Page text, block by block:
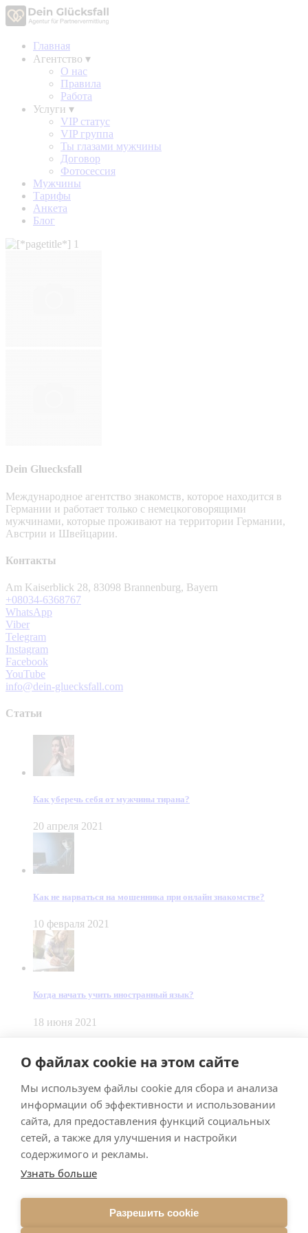
О файлах cookie на этом сайте
Мы используем файлы cookie для сбора и анализа
информации об эффективности и использовании
сайта, для предоставления функций социальных
сетей, а также для улучшения и настройки
содержимого и рекламы.
Узнать больше
Разрешить cookie
Главная
Агентство ▾
О нас
Правила
Работа
Услуги ▾
VIP статус
VIP группа
Ты глазами мужчины
Договор
Фотосессия
Мужчины
Тарифы
Анкета
Блог
Dein Gluecksfall
Международное агентство знакомств, которое находится в
Германии и работает только с немецкоговорящими
мужчинами, которые проживают на территории Германии,
Австрии и Швейцарии.
Контакты
Am Kaiserblick 28, 83098 Brannenburg, Bayern
+08034-6368767
WhatsApp
Viber
Telegram
Instagram
Facebook
YouTube
info@dein-gluecksfall.com
Статьи
Как уберечь себя от мужчины тирана?
20 апреля 2021
Как не нарваться на мошенника при онлайн знакомстве?
10 февраля 2021
Когда начать учить иностранный язык?
18 июня 2021
Made bySmart Team
ImpressumDatenschutz
Подписывайтесь на меня в Телеграм
Подписаться